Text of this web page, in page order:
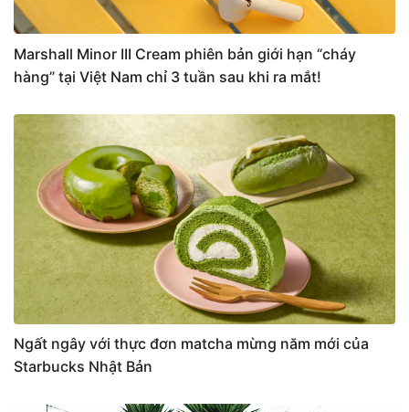
Marshall Minor III Cream phiên bản giới hạn “cháy
hàng” tại Việt Nam chỉ 3 tuần sau khi ra mắt!
Ngất ngây với thực đơn matcha mừng năm mới của
Starbucks Nhật Bản